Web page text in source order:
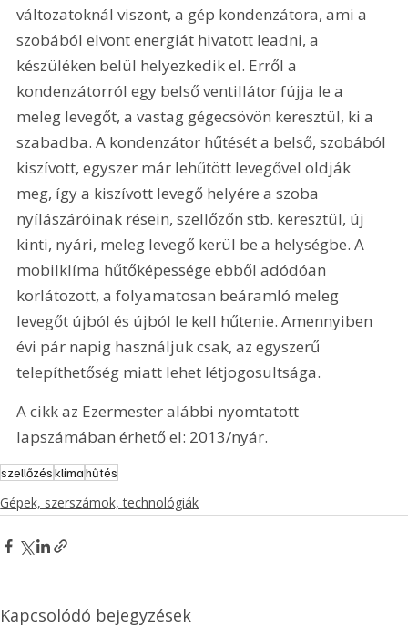
változatoknál viszont, a gép kondenzátora, ami a
szobából elvont energiát hivatott leadni, a
készüléken belül helyezkedik el. Erről a
kondenzátorról egy belső ventillátor fújja le a
meleg levegőt, a vastag gégecsövön keresztül, ki a
szabadba. A kondenzátor hűtését a belső, szobából
kiszívott, egyszer már lehűtött levegővel oldják
meg, így a kiszívott levegő helyére a szoba
nyílászáróinak résein, szellőzőn stb. keresztül, új
kinti, nyári, meleg levegő kerül be a helységbe. A
mobilklíma hűtőképessége ebből adódóan
korlátozott, a folyamatosan beáramló meleg
levegőt újból és újból le kell hűtenie. Amennyiben
évi pár napig használjuk csak, az egyszerű
telepíthetőség miatt lehet létjogosultsága.
A cikk az Ezermester alábbi nyomtatott
lapszámában érhető el: 2013/nyár.
szellőzésklímahűtés
Gépek, szerszámok, technológiák
Kapcsolódó bejegyzések